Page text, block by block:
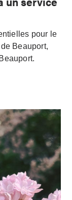
pour le
Beauport,